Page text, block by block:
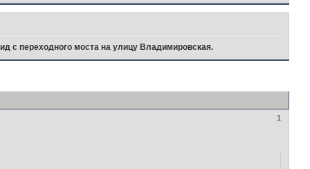
с переходного моста на улицу Владимировская.
1